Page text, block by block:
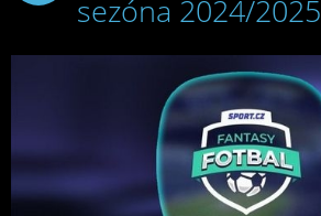
sezóna 2024/2025